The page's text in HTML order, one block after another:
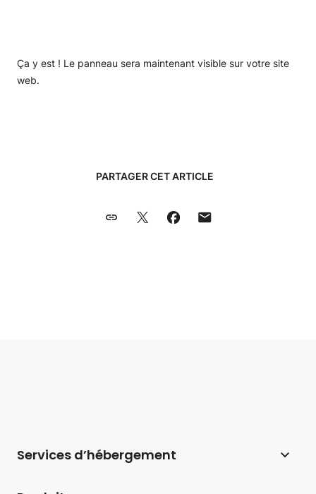
Ça y est ! Le panneau sera maintenant visible sur votre site
web.
PARTAGER CET ARTICLE
Services d’hébergement